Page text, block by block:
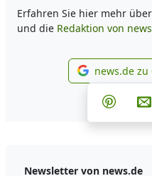
Erfahren Sie hier mehr
und die Redaktion von
news.de
Teilen
Newsletter von news.de